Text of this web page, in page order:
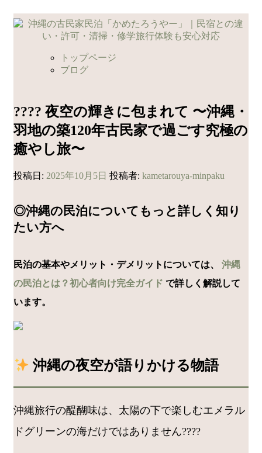
コ
ン
ッ
プ
トップページ
ブログ
???? 夜空の輝きに包まれて 〜沖縄・
羽地の築120年古民家で過ごす究極の
癒やし旅〜
投稿日: 2025年10月5日 投稿者: kametarouya-minpaku
◎沖縄の民泊についてもっと詳しく知り
たい方へ
民泊の基本やメリット・デメリットについては、 沖縄
の民泊とは？初心者向け完全ガイド で詳しく解説して
います。
沖縄の夜空が語りかける物語
沖縄旅行の醍醐味は、太陽の下で楽しむエメラル
ドグリーンの海だけではありません????